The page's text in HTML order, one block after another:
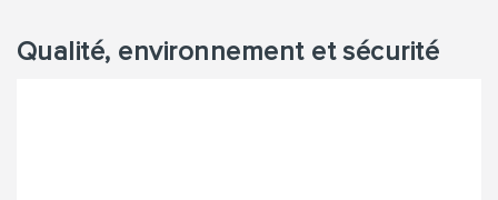
Qualité, environnement et sécurité